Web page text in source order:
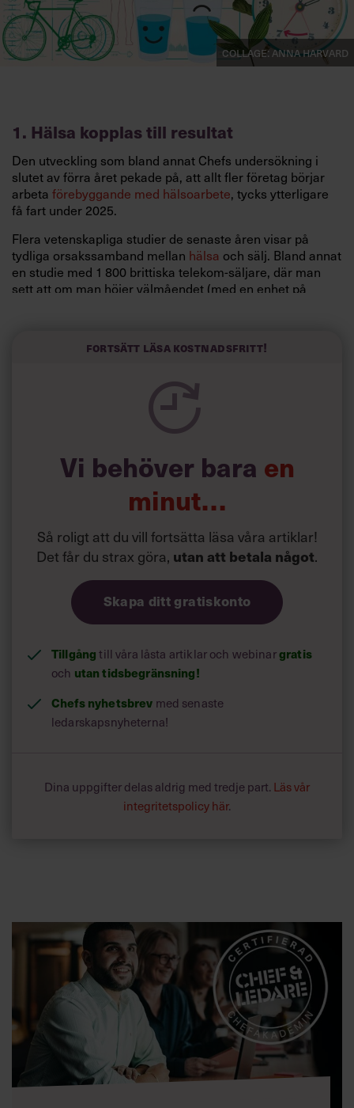
Collage: Anna Harvard
1. Hälsa kopplas till resultat
Den utveckling som bland annat Chefs undersökning i
slutet av förra året pekade på, att allt fler företag börjar
arbeta förebyggande med hälsoarbete, tycks ytterligare
få fart under 2025.
Flera vetenskapliga studier de senaste åren visar på
tydliga orsakssamband mellan hälsa och sälj. Bland annat
en studie med 1 800 brittiska telekom-säljare, där man
sett att om man höjer välmåendet (med en enhet på
Resultatet kom inte bara av att säljarna ringde fler samtal,
publicerades i Manage­ment Science 2023.
”Forskarna menar att när välmåendet ökar, blir vi bättre
problemlösning
hälsosatsningen”, sägerMagnus Liungman på
Peakpath, som arbetar med hälsocoachning i
kombination med biometriska data från olika wearables
(som mäter data från kroppen, till exempel
syreupptagning,
sömn , puls).
Fortsätt läsa kostnadsfritt!
Vi behöver bara en
minut…
Så roligt att du vill fortsätta läsa våra artiklar!
Det får du strax göra, utan att betala något.
Skapa ditt gratiskonto
Tillgångtill våra låsta artiklar och webinargratis
och utan tidsbegränsning!
Chefs nyhetsbrev med senaste
ledarskapsnyheterna!
Dina uppgifter delas aldrig med tredje part. Läs vår
integritetspolicy här.